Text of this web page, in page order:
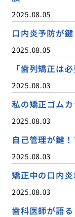
2025.08.05
口内炎予防が
2025.08.05
「歯列矯正は
2025.08.03
私の矯正ゴム
2025.08.03
自己管理が鍵
2025.08.03
矯正中の口内
2025.08.03
歯科医師が語